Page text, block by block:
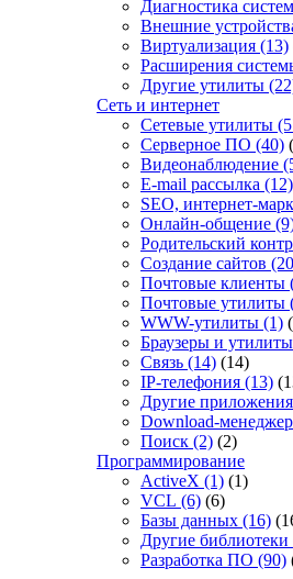
Диагностика
Внешние
Виртуализация (13)
Расширения
Другие утилиты
Сеть и интернет
Сетевые утилиты
Серверное ПО (40)
Видеонаблюдение
E-mail рассылка (12)
SEO, интернет-
Онлайн-общение
Родительский
Создание сайтов
Почтовые клиенты
Почтовые утилиты
WWW-утилиты (1)
Браузеры и утилиты
Связь (14) (14)
IP-телефония (13)
Другие приложения
Download-
Поиск (2) (2)
Программирование
ActiveX (1) (1)
VCL (6) (6)
Базы данных (16)
Другие библиотеки
Разработка ПО (90)